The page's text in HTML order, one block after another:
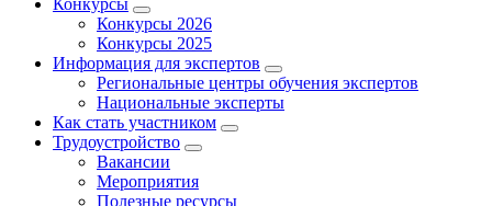
Конкурсы
Конкурсы 2026
Конкурсы 2025
Информация для экспертов
Региональные центры обучения экспертов
Национальные эксперты
Как стать участником
Трудоустройство
Вакансии
Мероприятия
Полезные ресурсы